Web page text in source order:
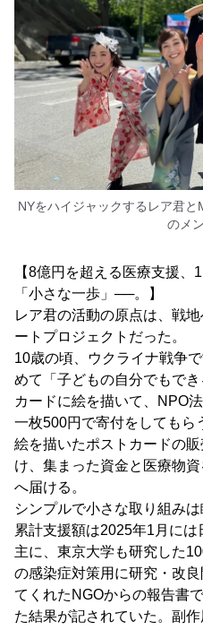
NYをハイジャックするレア君
のメ
【8億円を超える医療支援、
「小さな一歩」──。】
レア君の活動の原点は、戦
ートプロジェクトだった。
10歳の頃、ウクライナ戦争
めて「子どもの自分でもで
カードに絵を描いて、NPO
一枚500円で寄付をしてもら
絵を描いたポストカードの
け、集まった資金と医療物
へ届ける。
シンプルで小さな取り組み
累計支援額は2025年1月には
主に、東京大学も研究した
の感染症対策用に研究・改
てくれたNGOからの報告書
た結果が記されていた。副